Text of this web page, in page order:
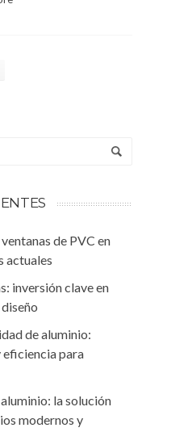
de PVC en
actuales
inversión clave en
de aluminio:
para
la solución
modernos y